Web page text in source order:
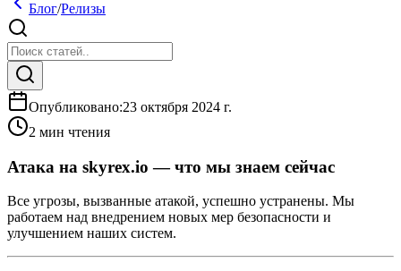
Блог/Релизы
Опубликовано:23 октября 2024 г.
2 мин чтения
Атака на skyrex.io — что мы знаем сейчас
Все угрозы, вызванные атакой, успешно устранены. Мы
работаем над внедрением новых мер безопасности и
улучшением наших систем.